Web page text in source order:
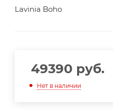
Lavinia Boho
49390 руб.
Нет в наличии